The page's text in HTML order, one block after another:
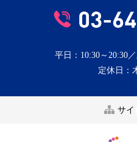
平日：10:30～20:30
定休日：
サイ